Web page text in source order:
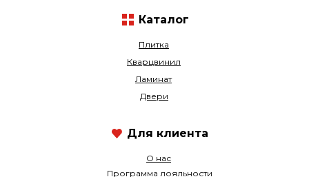
Плитка
Кварцвинил
О нас
Ламинат
Программа лояльности
Двери
Каталог
Для клиента